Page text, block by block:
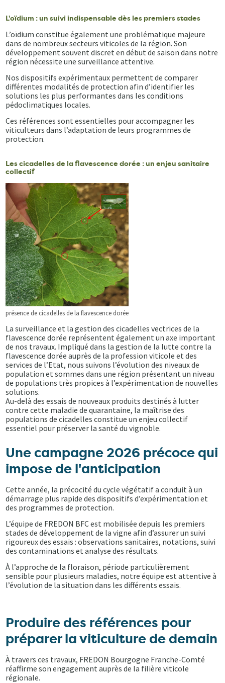
L'oïdium : un suivi indispensable dès les premiers stades
L’oïdium constitue également une problématique majeure
dans de nombreux secteurs viticoles de la région. Son
développement souvent discret en début de saison dans notre
région nécessite une surveillance attentive.
Nos dispositifs expérimentaux permettent de comparer
différentes modalités de protection afin d’identifier les
solutions les plus performantes dans les conditions
pédoclimatiques locales.
Ces références sont essentielles pour accompagner les
viticulteurs dans l’adaptation de leurs programmes de
protection.
Les cicadelles de la flavescence dorée : un enjeu sanitaire
collectif
présence de cicadelles de la flavescence dorée
La surveillance et la gestion des cicadelles vectrices de la
flavescence dorée représentent également un axe important
de nos travaux. Impliqué dans la gestion de la lutte contre la
flavescence dorée auprès de la profession viticole et des
services de l’Etat, nous suivons l’évolution des niveaux de
population et sommes dans une région présentant un niveau
de populations très propices à l’expérimentation de nouvelles
solutions.
Au-delà des essais de nouveaux produits destinés à lutter
contre cette maladie de quarantaine, la maîtrise des
populations de cicadelles constitue un enjeu collectif
essentiel pour préserver la santé du vignoble.
Une campagne 2026 précoce qui
impose de l'anticipation
Cette année, la précocité du cycle végétatif a conduit à un
démarrage plus rapide des dispositifs d’expérimentation et
des programmes de protection.
L’équipe de FREDON BFC est mobilisée depuis les premiers
stades de développement de la vigne afin d’assurer un suivi
rigoureux des essais : observations sanitaires, notations, suivi
des contaminations et analyse des résultats.
À l’approche de la floraison, période particulièrement
sensible pour plusieurs maladies, notre équipe est attentive à
l’évolution de la situation dans les différents essais.
Produire des références pour
préparer la viticulture de demain
À travers ces travaux, FREDON Bourgogne Franche-Comté
réaffirme son engagement auprès de la filière viticole
régionale.